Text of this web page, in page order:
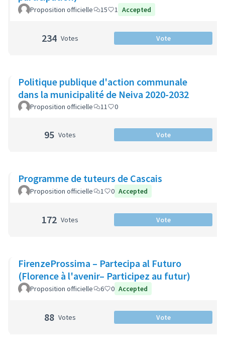
Proposition officielle 15 1 Accepted
234 Votes Vote
Politique publique d'action communale
dans la municipalité de Neiva 2020-2032
Proposition officielle 11 0
95 Votes Vote
Programme de tuteurs de Cascais
Proposition officielle 1 0 Accepted
172 Votes Vote
FirenzeProssima – Partecipa al Futuro
(Florence à l'avenir– Participez au futur)
Proposition officielle 6 0 Accepted
88 Votes Vote